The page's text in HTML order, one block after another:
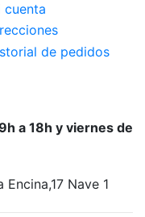
cuenta
de pedidos
a 18h y viernes de
Encina,17 Nave 1